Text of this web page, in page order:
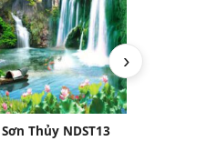
NDST13
›